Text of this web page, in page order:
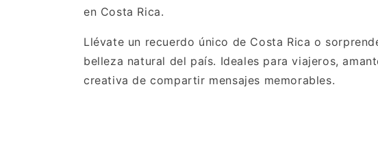
en Costa Rica.
Llévate un recuerdo único de Costa Rica o
belleza natural del país. Ideales para viajeros,
creativa de compartir mensajes memorables.